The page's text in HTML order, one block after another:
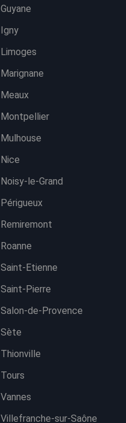
Guyane
Igny
Limoges
Marignane
Meaux
Montpellier
Mulhouse
Nice
Noisy-le-Grand
Périgueux
Remiremont
Roanne
Saint-Etienne
Saint-Pierre
Salon-de-Provence
Sète
Thionville
Tours
Vannes
Villefranche-sur-Saône